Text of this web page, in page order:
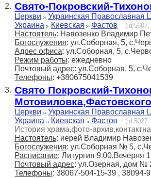
2. Свято-Покровский-
Церкви
Украинская Православная
Украина
Киевская Фастов
Настоятель: Навозенко Владимир
Богослужения: ул.Соборная, 5,
Адрес офиса: ул.Соборная, 5,
Режим работы: ежедневно
Почтовый адрес: ул.Соборная, 5,
Телефоны: +380675041539
3. Свято Покровский-
Церкви
Украинская Православная
Украина
Киевская Фастов
История храма,фото-
Настоятель: иерей Владимир
Богослужения: ул.Соборная № 5,
Расписание: Литургия 9.00,Вечерня
Почтовый адрес: ул.Озерная, дом №
Телефоны: 38067-504-15-39 , 38094-